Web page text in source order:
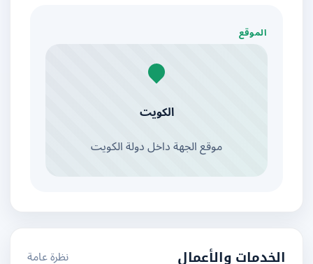
الموقع
الكويت
موقع الجهة داخل دولة الكويت
الخدمات والأعمال نظرة عامة